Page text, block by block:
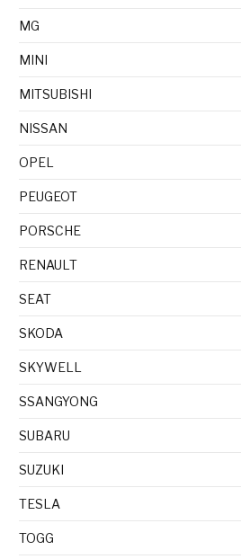
MG
MINI
MITSUBISHI
NISSAN
OPEL
PEUGEOT
PORSCHE
RENAULT
SEAT
SKODA
SKYWELL
SSANGYONG
SUBARU
SUZUKI
TESLA
TOGG